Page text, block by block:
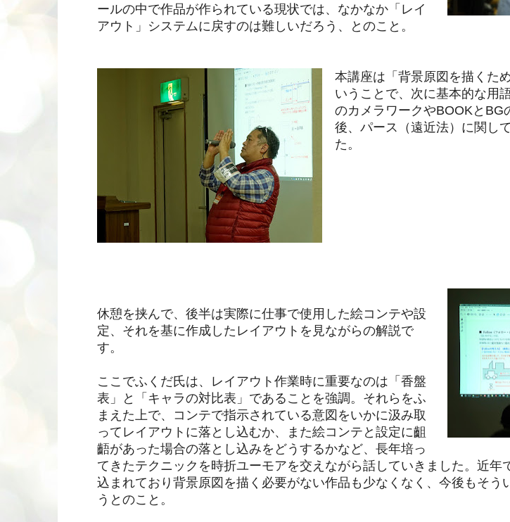
ールの中で作品が作られている現状では、なかなか「レイ
アウト」システムに戻すのは難しいだろう、とのこと。
本講座は「背景原図を描くた
いうことで、次に基本的な用
のカメラワークやBOOKとBG
後、パース（遠近法）に関し
た。
休憩を挟んで、後半は実際に仕事で使用した絵コンテや設
定、それを基に作成したレイアウトを見ながらの解説で
す。
ここでふくだ氏は、レイアウト作業時に重要なのは「香盤
表」と「キャラの対比表」であることを強調。それらをふ
まえた上で、コンテで指示されている意図をいかに汲み取
ってレイアウトに落とし込むか、また絵コンテと設定に齟
齬があった場合の落とし込みをどうするかなど、長年培っ
てきたテクニックを時折ユーモアを交えながら話していきました。近年
込まれており背景原図を描く必要がない作品も少なくなく、今後もそう
うとのこと。